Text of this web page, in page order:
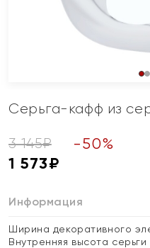
Серьга-кафф из
3 145₽ -50%
1 573₽
Информация
Ширина декоративного
Внутренняя высота серьги